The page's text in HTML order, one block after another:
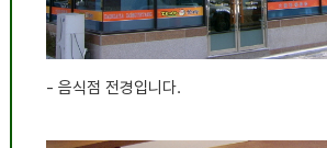
- 음식점 전경입니다.